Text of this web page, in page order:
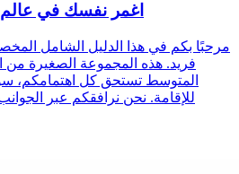
اغمر نفسك في عالم
مرحبًا بكم في هذا الدليل الشامل
فريد. هذه المجموعة الصغيرة من
المتوسط تستحق كل اهتمامكم،
للإقامة. نحن نرافقكم عبر الجوانب